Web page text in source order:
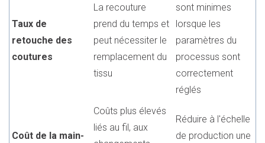
Taux de
retouche des
coutures
La recouture
prend du temps et
peut nécessiter le
remplacement du
tissu
sont minimes
lorsque les
paramètres du
processus sont
correctement
réglés
Coût de la main-
Coûts plus élevés
liés au fil, aux
Réduire à l'échelle
de production une